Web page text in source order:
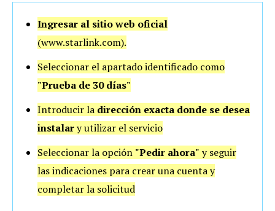
Ingresar al sitio web oficial
(www.starlink.com).
Seleccionar el apartado identificado como
"Prueba de 30 días"
Introducir la dirección exacta donde se desea
instalary utilizar el servicio
Seleccionar la opción "Pedir ahora" y seguir
las indicaciones para crear una cuenta y
completar la solicitud